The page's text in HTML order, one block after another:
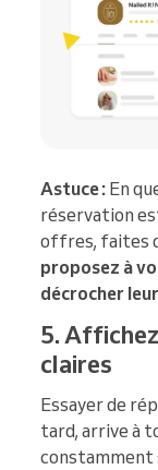
Astuce : En
réservation
offres, faites
proposez à
décrocher
5.
claires
Essayer de
tard, arrive à